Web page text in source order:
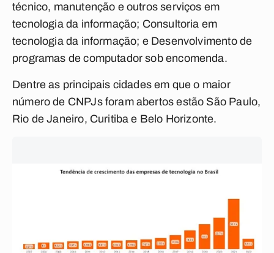
técnico, manutenção e outros serviços em
tecnologia da informação; Consultoria em
tecnologia da informação; e Desenvolvimento de
programas de computador sob encomenda.
Dentre as principais cidades em que o maior
número de CNPJs foram abertos estão São Paulo,
Rio de Janeiro, Curitiba e Belo Horizonte.